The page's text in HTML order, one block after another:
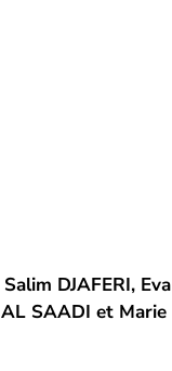
Salim DJAFERI, Eva
AL SAADI et Marie